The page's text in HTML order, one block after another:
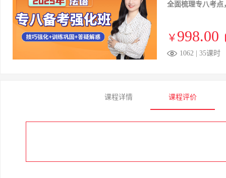
全面梳理专八考点
￥ 998.00
1062 | 35课时
课程详情 课程评价